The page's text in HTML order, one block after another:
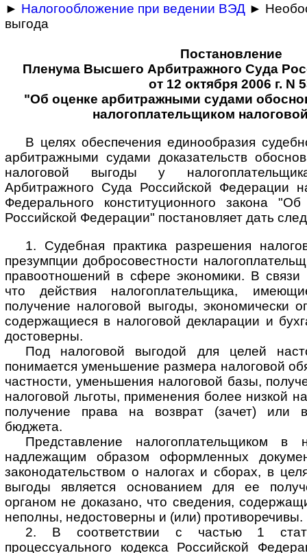
► Налогообложение при ведении ВЭД ►
выгода
Постановление
Пленума Высшего Арбитражного Суда
от 12 октября 2006 г. N
"Об оценке арбитражными судами
налогоплательщиком
В целях обеспечения единообразия
арбитражными судами доказательств
налоговой выгоды у
Арбитражного Суда Российской Федерации
Федерального конституционного закона
Российской Федерации" постановляет дать
1. Судебная практика разрешения
презумпции добросовестности
правоотношений в сфере экономики. В связи
что действия налогоплательщика,
получение налоговой выгоды, экономически
содержащиеся в налоговой декларации и
достоверны.
Под налоговой выгодой для целей
понимается уменьшение размера налоговой
частности, уменьшения налоговой базы,
налоговой льготы, применения более низкой
получение права на возврат (зачет) или
бюджета.
Представление налогоплательщиком в
надлежащим образом оформленных
законодательством о налогах и сборах, в
выгоды является основанием для ее
органом не доказано, что сведения,
неполны, недостоверны и (или) противоречивы.
2. В соответствии с частью 1
процессуального кодекса Российской